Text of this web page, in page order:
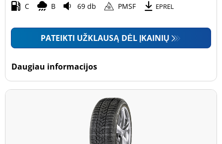
C B 69 db PMSF EPREL
PATEIKTI UŽKLAUSĄ DĖL ĮKAINIŲ
Daugiau informacijos